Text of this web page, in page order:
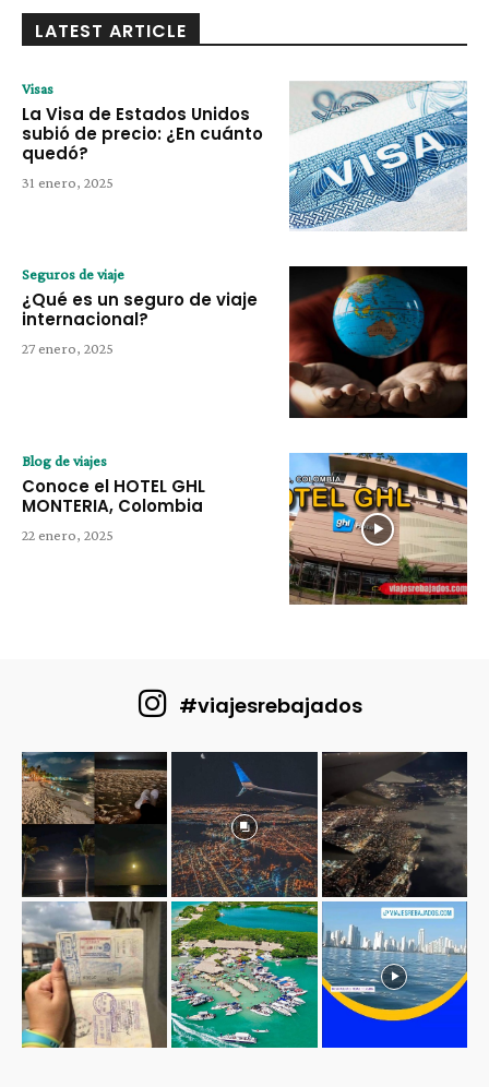
LATEST ARTICLE
Visas
La Visa de Estados Unidos
subió de precio: ¿En cuánto
quedó?
31 enero, 2025
Seguros de viaje
¿Qué es un seguro de viaje
internacional?
27 enero, 2025
Blog de viajes
Conoce el HOTEL GHL
MONTERIA, Colombia
22 enero, 2025
#viajesrebajados